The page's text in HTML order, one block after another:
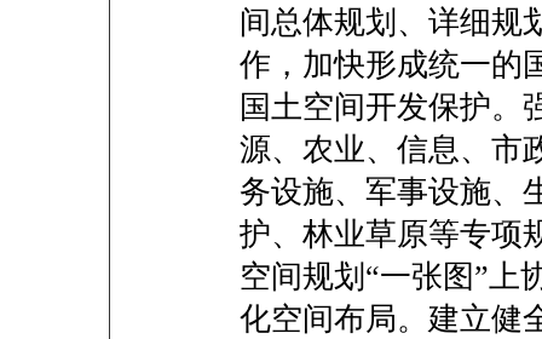
间总体规划、详细规
作，加快形成统一的
国土空间开发保护。
源、农业、信息、市
务设施、军事设施、
护、林业草原等专项
空间规划“一张图”上
化空间布局。建立健